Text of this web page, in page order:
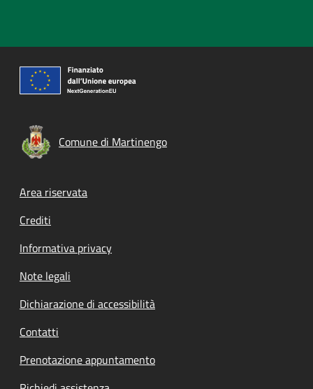
Comune di Martinengo
Footer menu
Area riservata
Crediti
Informativa privacy
Note legali
Dichiarazione di accessibilità
Contatti
Prenotazione appuntamento